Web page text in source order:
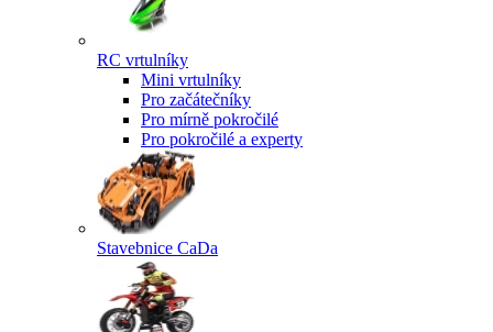
RC vrtulníky
Mini vrtulníky
Pro začátečníky
Pro mírně pokročilé
Pro pokročilé a experty
Stavebnice CaDa